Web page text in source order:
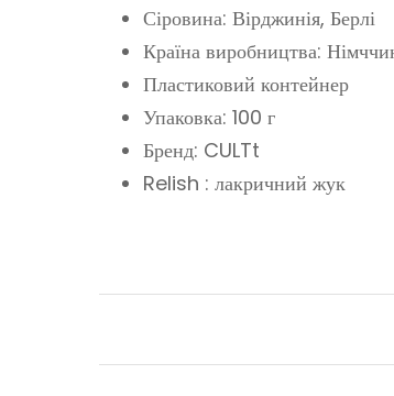
Сіровина: Вірджинія, Берлі
Країна виробництва:
Пластиковий контейнер
Упаковка: 100 г
Бренд: CULTt
Relish : лакричний жук